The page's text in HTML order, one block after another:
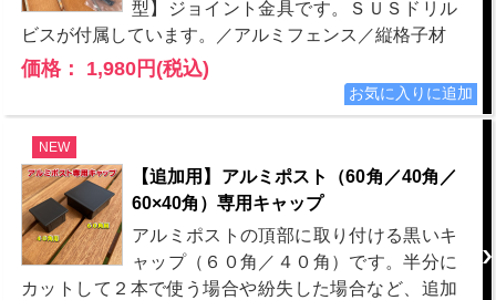
型】ジョイント金具です。ＳＵＳドリル
ビスが付属しています。／アルミフェンス／縦格子材
価格： 1,980円(税込)
NEW
【追加用】アルミポスト（60角／40角／
60×40角）専用キャップ
アルミポストの頂部に取り付ける黒いキ
ャップ（６０角／４０角）です。半分に
カットして２本で使う場合や紛失した場合など、追加